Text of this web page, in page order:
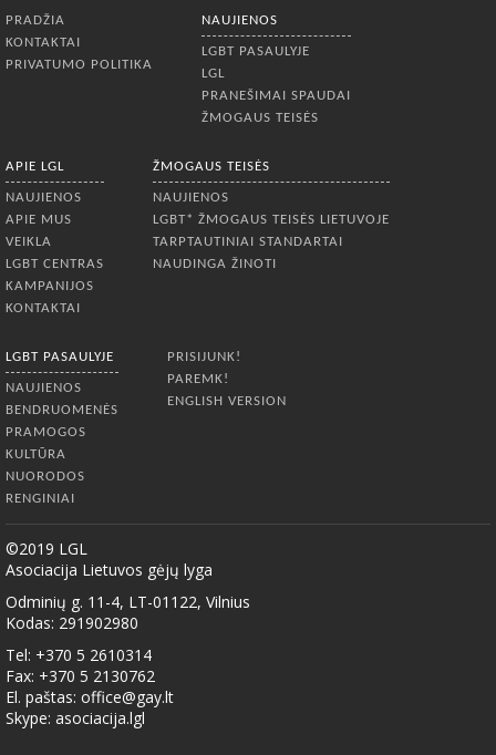
PRADŽIA
KONTAKTAI
PRIVATUMO POLITIKA
NAUJIENOS
LGBT PASAULYJE
LGL
PRANEŠIMAI SPAUDAI
ŽMOGAUS TEISĖS
APIE LGL
NAUJIENOS
APIE MUS
VEIKLA
LGBT CENTRAS
KAMPANIJOS
KONTAKTAI
ŽMOGAUS TEISĖS
NAUJIENOS
LGBT* ŽMOGAUS TEISĖS LIETUVOJE
TARPTAUTINIAI STANDARTAI
NAUDINGA ŽINOTI
LGBT PASAULYJE
NAUJIENOS
BENDRUOMENĖS
PRAMOGOS
KULTŪRA
NUORODOS
RENGINIAI
PRISIJUNK!
PAREMK!
ENGLISH VERSION
©2019 LGL
Asociacija Lietuvos gėjų lyga
Odminių g. 11-4, LT-01122, Vilnius
Kodas: 291902980
Tel: +370 5 2610314
Fax: +370 5 2130762
El. paštas: office@gay.lt
Skype: asociacija.lgl